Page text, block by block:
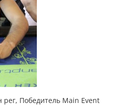
Победитель Main Event